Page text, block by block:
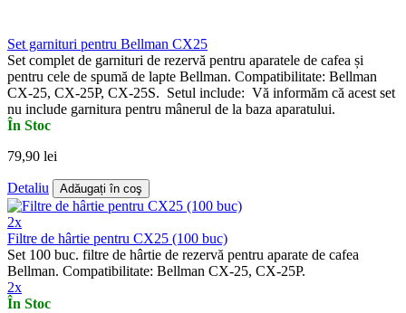
Set garnituri pentru Bellman CX25
Set complet de garnituri de rezervă pentru aparatele de cafea și
pentru cele de spumă de lapte Bellman. Compatibilitate: Bellman
CX-25, CX-25P, CX-25S. Setul include: Vă informăm că acest set
nu include garnitura pentru mânerul de la baza aparatului.
În Stoc
79,90 lei
Detaliu Adăugați în coş
2x
Filtre de hârtie pentru CX25 (100 buc)
Set 100 buc. filtre de hârtie de rezervă pentru aparate de cafea
Bellman. Compatibilitate: Bellman CX-25, CX-25P.
2x
În Stoc